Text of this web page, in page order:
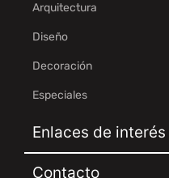
Arquitectura
Diseño
Decoración
Especiales
Enlaces de interés
Contacto